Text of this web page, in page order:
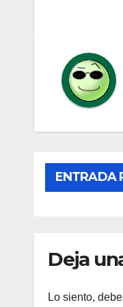
ENTRADA
Deja
Lo siento,